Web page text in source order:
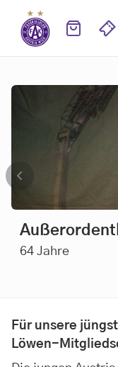
Löwen-Mitgliedschaft
64 Jahre
Für unsere
Löwen-